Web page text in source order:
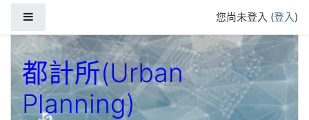
您尚未登入 (登入)
都計所(Urban
Planning)